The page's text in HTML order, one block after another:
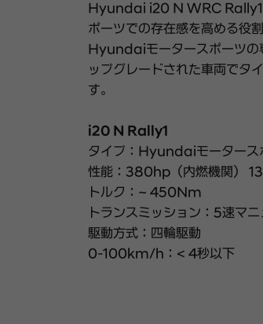
Hyundai i20 N WRC Rally1
ポーツでの存在感を高める役
Hyundaiモータースポーツの
ップグレードされた車両でタ
す。
i20 N Rally1
タイプ：Hyundaiモータース
性能：380hp（内燃機関）
トルク：~ 450Nm
トランスミッション：5速マニ
駆動方式：四輪駆動
0-100km/h：< 4秒以下